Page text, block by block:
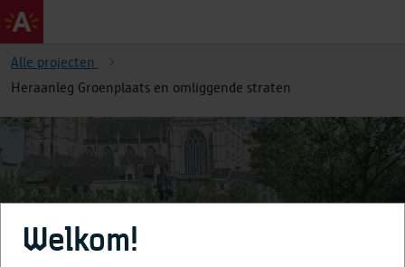
Alle projecten
Heraanleg Groenplaats en omliggende straten
Heraanleg Groenplaats en
Welkom!